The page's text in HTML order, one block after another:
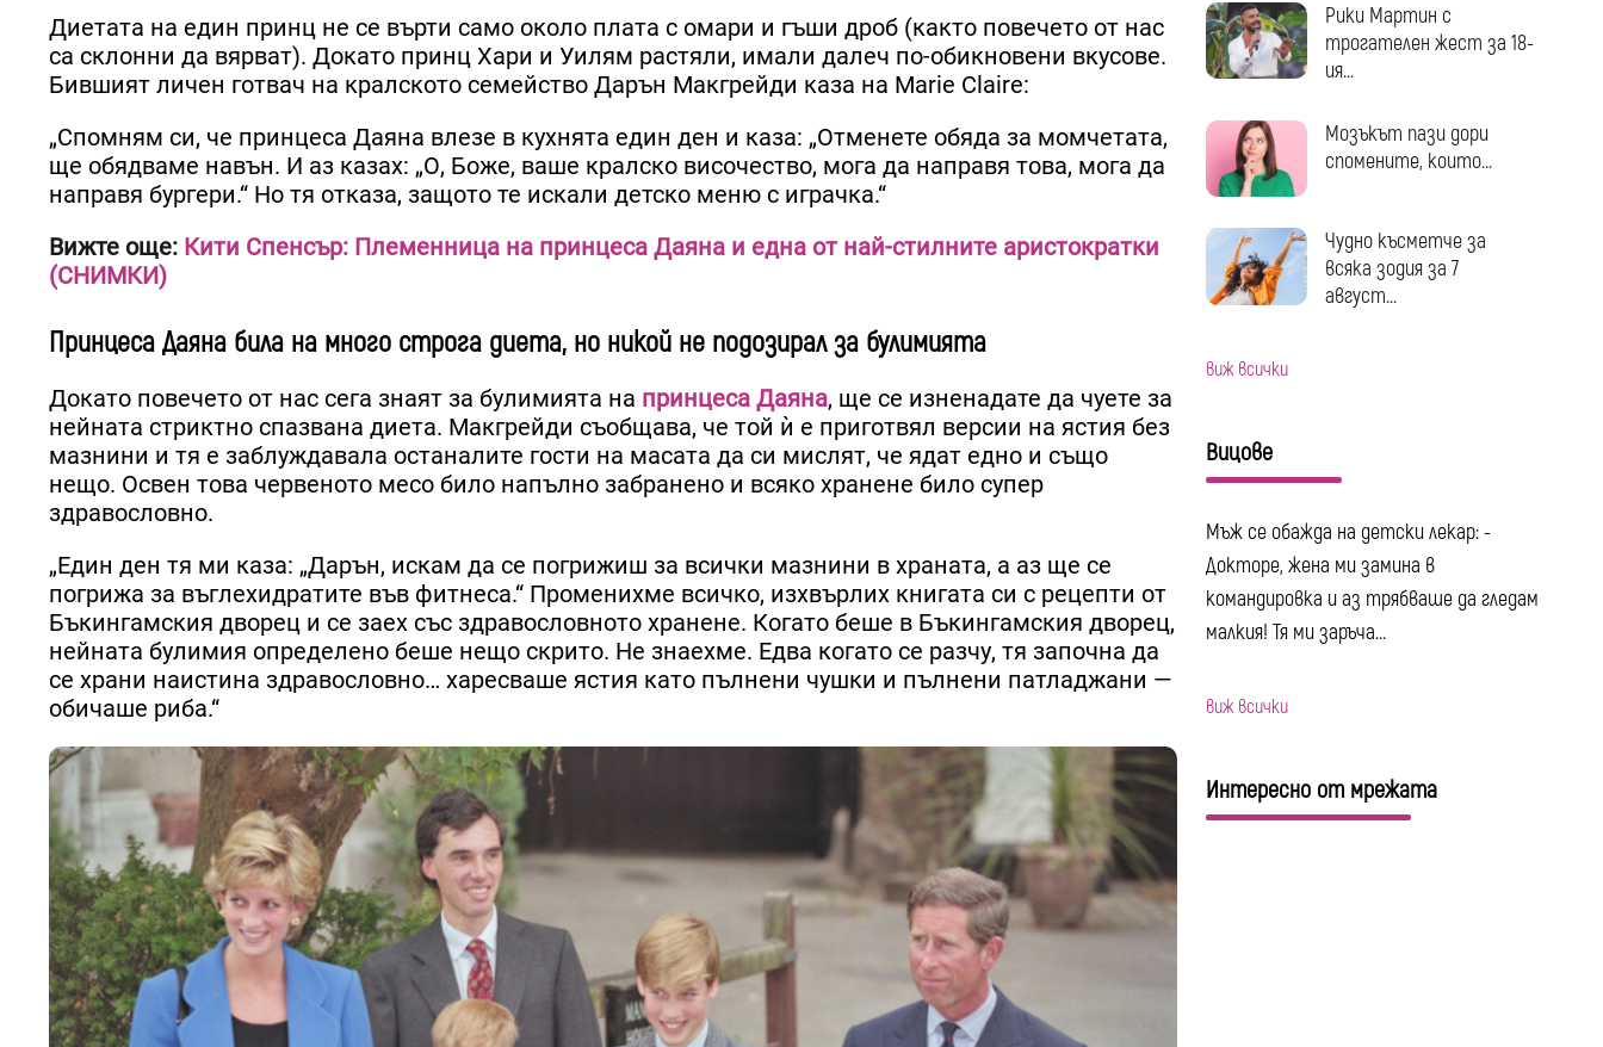
Диетата на един принц не се върти само около плата с омари и гъши дроб (както повечето от нас
са склонни да вярват). Докато принц Хари и Уилям растяли, имали далеч по-обикновени вкусове.
Бившият личен готвач на кралското семейство Дарън Макгрейди каза на Marie Claire:
„Спомням си, че принцеса Даяна влезе в кухнята един ден и каза: „Отменете обяда за момчетата,
ще обядваме навън. И аз казах: „О, Боже, ваше кралско височество, мога да направя това, мога да
направя бургери.“ Но тя отказа, защото те искали детско меню с играчка.“
Вижте още: Кити Спенсър: Племенница на принцеса Даяна и една от най-стилните аристократки
(СНИМКИ)
Принцеса Даяна била на много строга диета, но никой не подозирал за булимията
Докато повечето от нас сега знаят за булимията на принцеса Даяна, ще се изненадате да чуете за
нейната стриктно спазвана диета. Макгрейди съобщава, че той ѝ е приготвял версии на ястия без
мазнини и тя е заблуждавала останалите гости на масата да си мислят, че ядат едно и също
нещо. Освен това червеното месо било напълно забранено и всяко хранене било супер
здравословно.
„Един ден тя ми каза: „Дарън, искам да се погрижиш за всички мазнини в храната, а аз ще се
погрижа за въглехидратите във фитнеса.“ Променихме всичко, изхвърлих книгата си с рецепти от
Бъкингамския дворец и се заех със здравословното хранене. Когато беше в Бъкингамския дворец,
нейната булимия определено беше нещо скрито. Не знаехме. Едва когато се разчу, тя започна да
се храни наистина здравословно… харесваше ястия като пълнени чушки и пълнени патладжани —
обичаше риба.“
Рики Мартин с
трогателен жест за 18-
ия...
Мозъкът пази дори
спомените, които...
Чудно късметче за
всяка зодия за 7
август...
виж всички
Вицове
Мъж се обажда на детски лекар: -
Докторе, жена ми замина в
командировка и аз трябваше да гледам
малкия! Тя ми заръча...
виж всички
Интересно от мрежата